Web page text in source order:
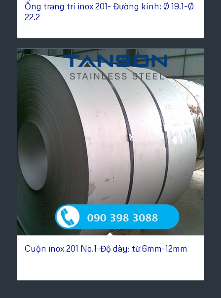
Ống trang trí inox 201- Đường kính: Ø 19.1–Ø
22.2
Cuộn inox 201 No.1-Độ dày: từ 6mm-12mm